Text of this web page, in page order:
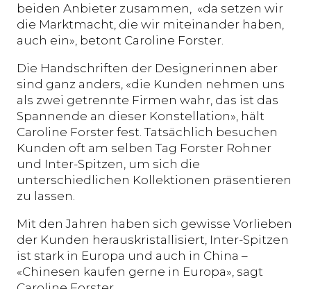
beiden Anbieter zusammen, «da setzen wir
die Marktmacht, die wir miteinander haben,
auch ein», betont Caroline Forster.
Die Handschriften der Designerinnen aber
sind ganz anders, «die Kunden nehmen uns
als zwei getrennte Firmen wahr, das ist das
Spannende an dieser Konstellation», hält
Caroline Forster fest. Tatsächlich besuchen
Kunden oft am selben Tag Forster Rohner
und Inter-Spitzen, um sich die
unterschiedlichen Kollektionen präsentieren
zu lassen.
Mit den Jahren haben sich gewisse Vorlieben
der Kunden herauskristallisiert, Inter-Spitzen
ist stark in Europa und auch in China –
«Chinesen kaufen gerne in Europa», sagt